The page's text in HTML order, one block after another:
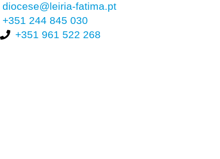
diocese@leiria-fatima.pt
+351 244 845 030
+351 961 522 268